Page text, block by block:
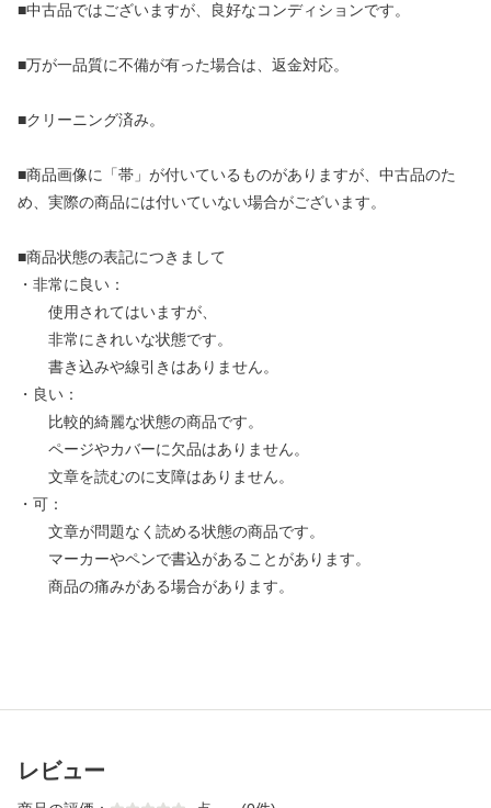
■中古品ではございますが、良好なコンディションです。
■万が一品質に不備が有った場合は、返金対応。
■クリーニング済み。
■商品画像に「帯」が付いているものがありますが、中古品のた
め、実際の商品には付いていない場合がございます。
■商品状態の表記につきまして
・非常に良い：
使用されてはいますが、
非常にきれいな状態です。
書き込みや線引きはありません。
・良い：
比較的綺麗な状態の商品です。
ページやカバーに欠品はありません。
文章を読むのに支障はありません。
・可：
文章が問題なく読める状態の商品です。
マーカーやペンで書込があることがあります。
商品の痛みがある場合があります。
レビュー